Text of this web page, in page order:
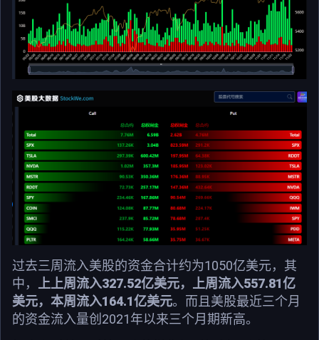
过去三周流入美股的资金合计约为1050亿美元，其
中， 上上周流入327.52亿美元，上周流入557.81亿
美元，本周流入164.1亿美元。而且美股最近三个月
的资金流入量创2021年以来三个月期新高。